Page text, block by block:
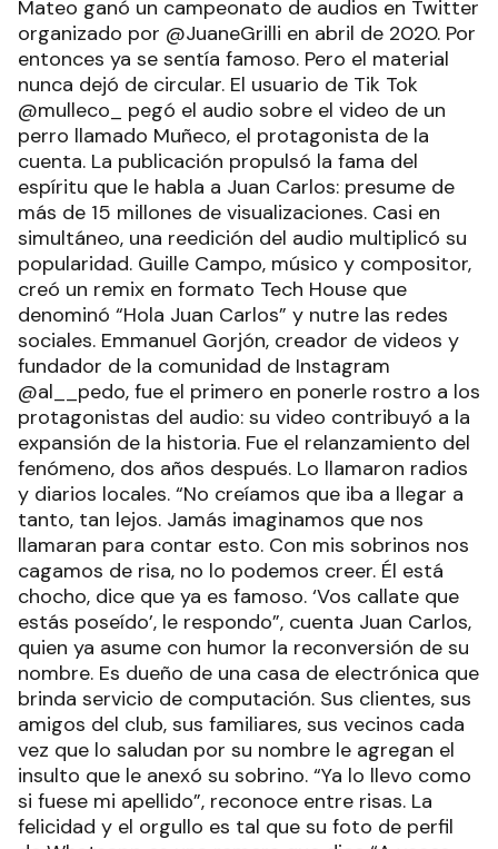
Mateo ganó un campeonato de audios en Twitter
organizado por @JuaneGrilli en abril de 2020. Por
entonces ya se sentía famoso. Pero el material
nunca dejó de circular. El usuario de Tik Tok
@mulleco_ pegó el audio sobre el video de un
perro llamado Muñeco, el protagonista de la
cuenta. La publicación propulsó la fama del
espíritu que le habla a Juan Carlos: presume de
más de 15 millones de visualizaciones. Casi en
simultáneo, una reedición del audio multiplicó su
popularidad. Guille Campo, músico y compositor,
creó un remix en formato Tech House que
denominó “Hola Juan Carlos” y nutre las redes
sociales. Emmanuel Gorjón, creador de videos y
fundador de la comunidad de Instagram
@al__pedo, fue el primero en ponerle rostro a los
protagonistas del audio: su video contribuyó a la
expansión de la historia. Fue el relanzamiento del
fenómeno, dos años después. Lo llamaron radios
y diarios locales. “No creíamos que iba a llegar a
tanto, tan lejos. Jamás imaginamos que nos
llamaran para contar esto. Con mis sobrinos nos
cagamos de risa, no lo podemos creer. Él está
chocho, dice que ya es famoso. ‘Vos callate que
estás poseído’, le respondo”, cuenta Juan Carlos,
quien ya asume con humor la reconversión de su
nombre. Es dueño de una casa de electrónica que
brinda servicio de computación. Sus clientes, sus
amigos del club, sus familiares, sus vecinos cada
vez que lo saludan por su nombre le agregan el
insulto que le anexó su sobrino. “Ya lo llevo como
si fuese mi apellido”, reconoce entre risas. La
felicidad y el orgullo es tal que su foto de perfil